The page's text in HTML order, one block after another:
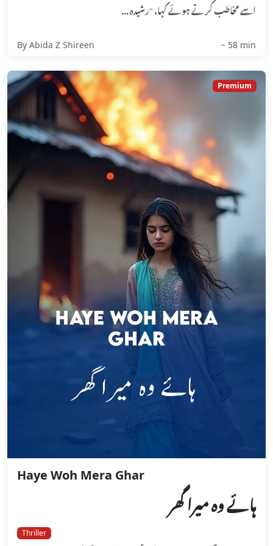
اسے مخاطب کرتے ہوئے کہا، "رشیدہ ...
By Abida Z Shireen ~ 58 min
Premium
Haye Woh Mera Ghar
ہائے وہ میرا گھر
Thriller